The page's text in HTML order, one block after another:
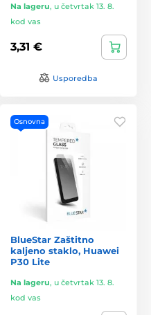
Na lageru, u četvrtak 13. 8.
kod vas
3,31 €
Usporedba
Osnovna
BlueStar Zaštitno
kaljeno staklo, Huawei
P30 Lite
Na lageru, u četvrtak 13. 8.
kod vas